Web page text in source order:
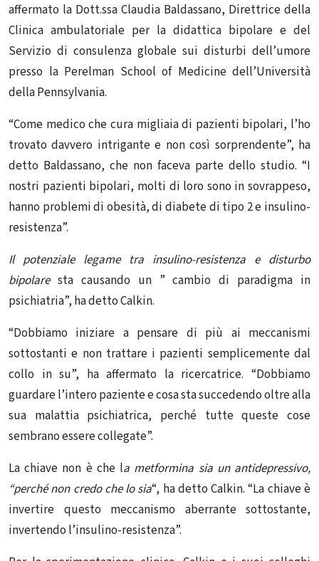
affermato la Dott.ssa Claudia Baldassano, Direttrice della
Clinica ambulatoriale per la didattica bipolare e del
Servizio di consulenza globale sui disturbi dell’umore
presso la Perelman School of Medicine dell’Università
della Pennsylvania.
“Come medico che cura migliaia di pazienti bipolari, l’ho
trovato davvero intrigante e non così sorprendente”, ha
detto Baldassano, che non faceva parte dello studio. “I
nostri pazienti bipolari, molti di loro sono in sovrappeso,
hanno problemi di obesità, di diabete di tipo 2 e insulino-
resistenza”.
Il potenziale legame tra insulino-resistenza e disturbo
bipolaresta causando un ” cambio di paradigma in
psichiatria”, ha detto Calkin.
“Dobbiamo iniziare a pensare di più ai meccanismi
sottostanti e non trattare i pazienti semplicemente dal
collo in su”, ha affermato la ricercatrice. “Dobbiamo
guardare l’intero paziente e cosa sta succedendo oltre alla
sua malattia psichiatrica, perché tutte queste cose
sembrano essere collegate”.
La chiave non è che la metformina sia un antidepressivo,
“perché non credo che lo sia“, ha detto Calkin. “La chiave è
invertire questo meccanismo aberrante sottostante,
invertendo l’insulino-resistenza”.